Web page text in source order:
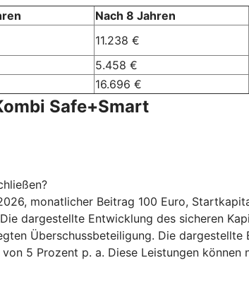
Nach 8 Jahren
11.238 €
5.458 €
16.696 €
Safe+Smart
monatlicher Beitrag 100 Euro,
dargestellte Entwicklung des sicheren
Überschussbeteiligung. Die
5 Prozent p. a. Diese Leistungen